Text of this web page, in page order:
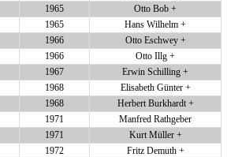
1965
Otto Bob +
1965
Hans Wilhelm +
1966
Otto Eschwey +
1966
Otto Illg +
1967
Erwin Schilling +
1968
Elisabeth Günter +
1968
Herbert Burkhardt +
1971
Manfred Rathgeber
1971
Kurt Müller +
1972
Fritz Demuth +